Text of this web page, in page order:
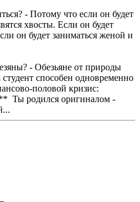
- Потому что если он будет
хвосты. Если он будет
он будет заниматься женой и
- Обезьяне от природы
способен одновременно
половой кризис:
Ты родился оригиналом -